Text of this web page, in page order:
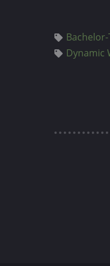
Dynamic